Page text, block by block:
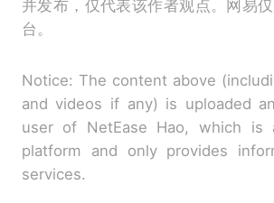
并发布，仅代表该作者观点。网易
台。
Notice: The content above
and videos if any) is uploaded
user of NetEase Hao, which is
platform and only provides
services.